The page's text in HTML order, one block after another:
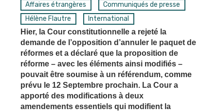
Affaires étrangères
Communiqués de presse
Hélène Flautre
International
Hier, la Cour constitutionnelle a rejeté la
demande de l’opposition d’annuler le paquet de
réformes et a déclaré que la proposition de
réforme – avec les éléments ainsi modifiés –
pouvait être soumise à un référendum, comme
prévu le 12 Septembre prochain. La Cour a
apporté des modifications à deux
amendements essentiels qui modifient la